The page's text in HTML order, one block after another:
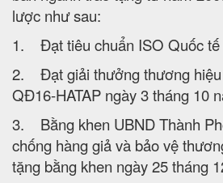
lược như sau:
1. Đạt tiêu chuẩn ISO Quốc tế
2. Đạt giải thưởng thương hiệu
QĐ16-HATAP ngày 3 tháng 10
3. Bằng khen UBND Thành
chống hàng giả và bảo vệ
tặng bằng khen ngày 25 tháng